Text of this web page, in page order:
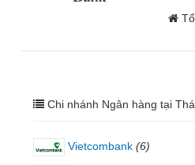
Chi nhánh Ngân hàng tại
Vietcombank (6)